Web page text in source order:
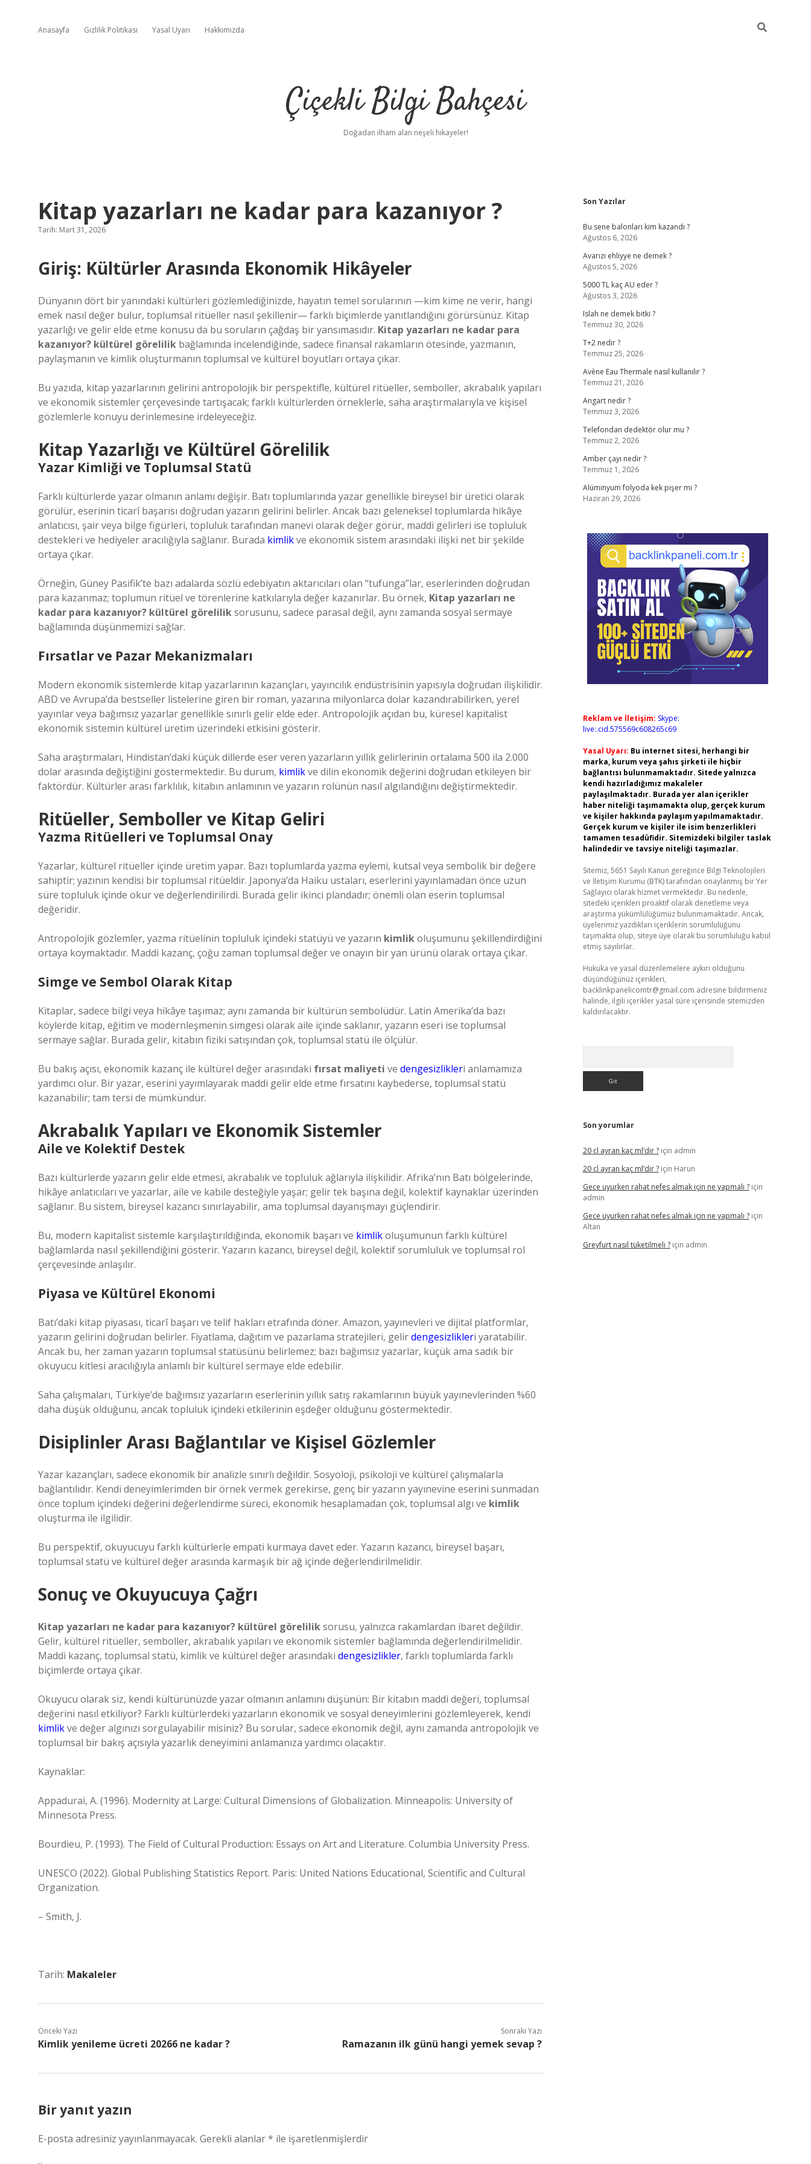
Anasayfa Gizlilik Politikası Yasal Uyarı Hakkımızda
Çiçekli Bilgi Bahçesi
Doğadan ilham alan neşeli hikayeler!
Kitap yazarları ne kadar para kazanıyor ?
Tarih: Mart 31, 2026
Giriş: Kültürler Arasında Ekonomik Hikâyeler
Dünyanın dört bir yanındaki kültürleri gözlemlediğinizde, hayatın temel sorularının —kim kime ne verir, hangi
emek nasıl değer bulur, toplumsal ritüeller nasıl şekillenir— farklı biçimlerde yanıtlandığını görürsünüz. Kitap
yazarlığı ve gelir elde etme konusu da bu soruların çağdaş bir yansımasıdır. Kitap yazarları ne kadar para
kazanıyor? kültürel görelilik bağlamında incelendiğinde, sadece finansal rakamların ötesinde, yazmanın,
paylaşmanın ve kimlik oluşturmanın toplumsal ve kültürel boyutları ortaya çıkar.
Bu yazıda, kitap yazarlarının gelirini antropolojik bir perspektifle, kültürel ritüeller, semboller, akrabalık yapıları
ve ekonomik sistemler çerçevesinde tartışacak; farklı kültürlerden örneklerle, saha araştırmalarıyla ve kişisel
gözlemlerle konuyu derinlemesine irdeleyeceğiz.
Kitap Yazarlığı ve Kültürel Görelilik
Yazar Kimliği ve Toplumsal Statü
Farklı kültürlerde yazar olmanın anlamı değişir. Batı toplumlarında yazar genellikle bireysel bir üretici olarak
görülür, eserinin ticarî başarısı doğrudan yazarın gelirini belirler. Ancak bazı geleneksel toplumlarda hikâye
anlatıcısı, şair veya bilge figürleri, topluluk tarafından manevi olarak değer görür, maddi gelirleri ise topluluk
destekleri ve hediyeler aracılığıyla sağlanır. Burada kimlikve ekonomik sistem arasındaki ilişki net bir şekilde
ortaya çıkar.
Örneğin, Güney Pasifik’te bazı adalarda sözlü edebiyatın aktarıcıları olan “tufunga”lar, eserlerinden doğrudan
para kazanmaz; toplumun ritüel ve törenlerine katkılarıyla değer kazanırlar. Bu örnek, Kitap yazarları ne
kadar para kazanıyor? kültürel göreliliksorusunu, sadece parasal değil, aynı zamanda sosyal sermaye
bağlamında düşünmemizi sağlar.
Fırsatlar ve Pazar Mekanizmaları
Modern ekonomik sistemlerde kitap yazarlarının kazançları, yayıncılık endüstrisinin yapısıyla doğrudan ilişkilidir.
ABD ve Avrupa’da bestseller listelerine giren bir roman, yazarına milyonlarca dolar kazandırabilirken, yerel
yayınlar veya bağımsız yazarlar genellikle sınırlı gelir elde eder. Antropolojik açıdan bu, küresel kapitalist
ekonomik sistemin kültürel üretim üzerindeki etkisini gösterir.
Saha araştırmaları, Hindistan’daki küçük dillerde eser veren yazarların yıllık gelirlerinin ortalama 500 ila 2.000
dolar arasında değiştiğini göstermektedir. Bu durum, kimlikve dilin ekonomik değerini doğrudan etkileyen bir
faktördür. Kültürler arası farklılık, kitabın anlamının ve yazarın rolünün nasıl algılandığını değiştirmektedir.
Ritüeller, Semboller ve Kitap Geliri
Yazma Ritüelleri ve Toplumsal Onay
Yazarlar, kültürel ritüeller içinde üretim yapar. Bazı toplumlarda yazma eylemi, kutsal veya sembolik bir değere
sahiptir; yazının kendisi bir toplumsal ritüeldir. Japonya’da Haiku ustaları, eserlerini yayınlamadan önce uzun
süre topluluk içinde okur ve değerlendirilirdi. Burada gelir ikinci plandadır; önemli olan eserin toplumsal
değeridir.
Antropolojik gözlemler, yazma ritüelinin topluluk içindeki statüyü ve yazarın kimlikoluşumunu şekillendirdiğini
ortaya koymaktadır. Maddi kazanç, çoğu zaman toplumsal değer ve onayın bir yan ürünü olarak ortaya çıkar.
Simge ve Sembol Olarak Kitap
Kitaplar, sadece bilgi veya hikâye taşımaz; aynı zamanda bir kültürün sembolüdür. Latin Amerika’da bazı
köylerde kitap, eğitim ve modernleşmenin simgesi olarak aile içinde saklanır, yazarın eseri ise toplumsal
sermaye sağlar. Burada gelir, kitabın fiziki satışından çok, toplumsal statü ile ölçülür.
Bu bakış açısı, ekonomik kazanç ile kültürel değer arasındaki fırsat maliyeti ve dengesizlikleri anlamamıza
yardımcı olur. Bir yazar, eserini yayımlayarak maddi gelir elde etme fırsatını kaybederse, toplumsal statü
kazanabilir; tam tersi de mümkündür.
Akrabalık Yapıları ve Ekonomik Sistemler
Aile ve Kolektif Destek
Bazı kültürlerde yazarın gelir elde etmesi, akrabalık ve topluluk ağlarıyla ilişkilidir. Afrika’nın Batı bölgelerinde,
hikâye anlatıcıları ve yazarlar, aile ve kabile desteğiyle yaşar; gelir tek başına değil, kolektif kaynaklar üzerinden
sağlanır. Bu sistem, bireysel kazancı sınırlayabilir, ama toplumsal dayanışmayı güçlendirir.
Bu, modern kapitalist sistemle karşılaştırıldığında, ekonomik başarı ve kimlikoluşumunun farklı kültürel
bağlamlarda nasıl şekillendiğini gösterir. Yazarın kazancı, bireysel değil, kolektif sorumluluk ve toplumsal rol
çerçevesinde anlaşılır.
Piyasa ve Kültürel Ekonomi
Batı’daki kitap piyasası, ticarî başarı ve telif hakları etrafında döner. Amazon, yayınevleri ve dijital platformlar,
yazarın gelirini doğrudan belirler. Fiyatlama, dağıtım ve pazarlama stratejileri, gelirdengesizlikleri yaratabilir.
Ancak bu, her zaman yazarın toplumsal statüsünü belirlemez; bazı bağımsız yazarlar, küçük ama sadık bir
okuyucu kitlesi aracılığıyla anlamlı bir kültürel sermaye elde edebilir.
Saha çalışmaları, Türkiye’de bağımsız yazarların eserlerinin yıllık satış rakamlarının büyük yayınevlerinden %60
daha düşük olduğunu, ancak topluluk içindeki etkilerinin eşdeğer olduğunu göstermektedir.
Disiplinler Arası Bağlantılar ve Kişisel Gözlemler
Yazar kazançları, sadece ekonomik bir analizle sınırlı değildir. Sosyoloji, psikoloji ve kültürel çalışmalarla
bağlantılıdır. Kendi deneyimlerimden bir örnek vermek gerekirse, genç bir yazarın yayınevine eserini sunmadan
önce toplum içindeki değerini değerlendirme süreci, ekonomik hesaplamadan çok, toplumsal algı ve kimlik
oluşturma ile ilgilidir.
Bu perspektif, okuyucuyu farklı kültürlerle empati kurmaya davet eder. Yazarın kazancı, bireysel başarı,
toplumsal statü ve kültürel değer arasında karmaşık bir ağ içinde değerlendirilmelidir.
Sonuç ve Okuyucuya Çağrı
Kitap yazarları ne kadar para kazanıyor? kültürel göreliliksorusu, yalnızca rakamlardan ibaret değildir.
Gelir, kültürel ritüeller, semboller, akrabalık yapıları ve ekonomik sistemler bağlamında değerlendirilmelidir.
Maddi kazanç, toplumsal statü, kimlik ve kültürel değer arasındaki dengesizlikler, farklı toplumlarda farklı
biçimlerde ortaya çıkar.
Okuyucu olarak siz, kendi kültürünüzde yazar olmanın anlamını düşünün: Bir kitabın maddi değeri, toplumsal
değerini nasıl etkiliyor? Farklı kültürlerdeki yazarların ekonomik ve sosyal deneyimlerini gözlemleyerek, kendi
kimlikve değer algınızı sorgulayabilir misiniz? Bu sorular, sadece ekonomik değil, aynı zamanda antropolojik ve
toplumsal bir bakış açısıyla yazarlık deneyimini anlamanıza yardımcı olacaktır.
Kaynaklar:
Appadurai, A. (1996). Modernity at Large: Cultural Dimensions of Globalization. Minneapolis: University of
Minnesota Press.
Bourdieu, P. (1993). The Field of Cultural Production: Essays on Art and Literature. Columbia University Press.
UNESCO (2022). Global Publishing Statistics Report. Paris: United Nations Educational, Scientific and Cultural
Organization.
– Smith, J.
Tarih: Makaleler
Önceki Yazı
Kimlik yenileme ücreti 20266 ne kadar ?
Sonraki Yazı
Ramazanın ilk günü hangi yemek sevap ?
Bir yanıt yazın
E-posta adresiniz yayınlanmayacak. Gerekli alanlar* ile işaretlenmişlerdir
Sidebar
Son Yazılar
Bu sene balonları kim kazandı ?
Ağustos 6, 2026
Avarızı ehliyye ne demek ?
Ağustos 5, 2026
5000 TL kaç AU eder ?
Ağustos 3, 2026
Islah ne demek bitki ?
Temmuz 30, 2026
T+2 nedir ?
Temmuz 25, 2026
Avène Eau Thermale nasıl kullanılır ?
Temmuz 21, 2026
Angart nedir ?
Temmuz 3, 2026
Telefondan dedektör olur mu ?
Temmuz 2, 2026
Amber çayı nedir ?
Temmuz 1, 2026
Alüminyum folyoda kek pişer mi ?
Haziran 29, 2026
Reklam ve İletişim: Skype:
live:.cid.575569c608265c69
Yasal Uyarı: Bu internet sitesi, herhangi bir
marka, kurum veya şahıs şirketi ile hiçbir
bağlantısı bulunmamaktadır. Sitede yalnızca
kendi hazırladığımız makaleler
paylaşılmaktadır. Burada yer alan içerikler
haber niteliği taşımamakta olup, gerçek kurum
ve kişiler hakkında paylaşım yapılmamaktadır.
Gerçek kurum ve kişiler ile isim benzerlikleri
tamamen tesadüfidir. Sitemizdeki bilgiler taslak
halindedir ve tavsiye niteliği taşımazlar.
Sitemiz, 5651 Sayılı Kanun gereğince Bilgi Teknolojileri
ve İletişim Kurumu (BTK) tarafından onaylanmış bir Yer
Sağlayıcı olarak hizmet vermektedir. Bu nedenle,
sitedeki içerikleri proaktif olarak denetleme veya
araştırma yükümlülüğümüz bulunmamaktadır. Ancak,
üyelerimiz yazdıkları içeriklerin sorumluluğunu
taşımakta olup, siteye üye olarak bu sorumluluğu kabul
etmiş sayılırlar.
Hukuka ve yasal düzenlemelere aykırı olduğunu
düşündüğünüz içerikleri,
backlinkpanelicomtr@gmail.com adresine bildirmeniz
halinde, ilgili içerikler yasal süre içerisinde sitemizden
kaldırılacaktır.
Son yorumlar
20 cl ayran kaç ml’dir ?için admin
20 cl ayran kaç ml’dir ?için Harun
Gece uyurken rahat nefes almak için ne yapmalı ?için
admin
Gece uyurken rahat nefes almak için ne yapmalı ?için
Altan
Greyfurt nasıl tüketilmeli ?için admin